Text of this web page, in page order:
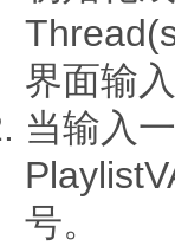
界面输
当输入
号。